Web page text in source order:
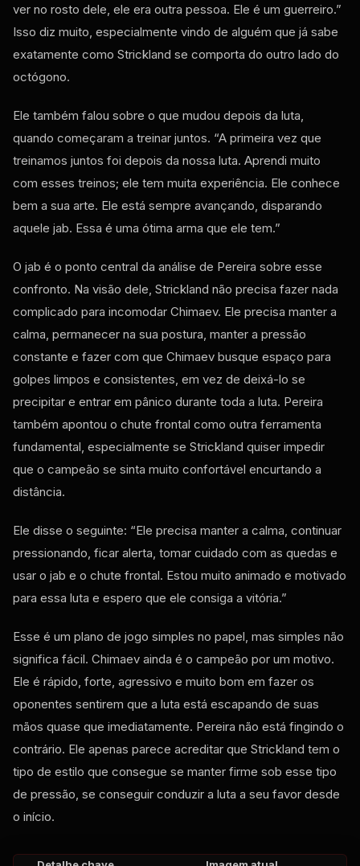
ver no rosto dele, ele era outra pessoa. Ele é um guerreiro.”
Isso diz muito, especialmente vindo de alguém que já sabe
exatamente como Strickland se comporta do outro lado do
octógono.
Ele também falou sobre o que mudou depois da luta,
quando começaram a treinar juntos. “A primeira vez que
treinamos juntos foi depois da nossa luta. Aprendi muito
com esses treinos; ele tem muita experiência. Ele conhece
bem a sua arte. Ele está sempre avançando, disparando
aquele jab. Essa é uma ótima arma que ele tem.”
O jab é o ponto central da análise de Pereira sobre esse
confronto. Na visão dele, Strickland não precisa fazer nada
complicado para incomodar Chimaev. Ele precisa manter a
calma, permanecer na sua postura, manter a pressão
constante e fazer com que Chimaev busque espaço para
golpes limpos e consistentes, em vez de deixá-lo se
precipitar e entrar em pânico durante toda a luta. Pereira
também apontou o chute frontal como outra ferramenta
fundamental, especialmente se Strickland quiser impedir
que o campeão se sinta muito confortável encurtando a
distância.
Ele disse o seguinte: “Ele precisa manter a calma, continuar
pressionando, ficar alerta, tomar cuidado com as quedas e
usar o jab e o chute frontal. Estou muito animado e motivado
para essa luta e espero que ele consiga a vitória.”
Esse é um plano de jogo simples no papel, mas simples não
significa fácil. Chimaev ainda é o campeão por um motivo.
Ele é rápido, forte, agressivo e muito bom em fazer os
oponentes sentirem que a luta está escapando de suas
mãos quase que imediatamente. Pereira não está fingindo o
contrário. Ele apenas parece acreditar que Strickland tem o
tipo de estilo que consegue se manter firme sob esse tipo
de pressão, se conseguir conduzir a luta a seu favor desde
o início.